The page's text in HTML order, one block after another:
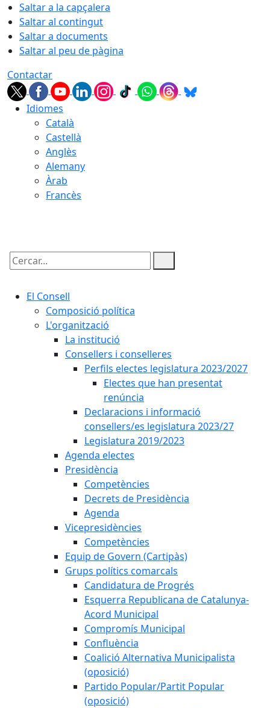
Saltar a la capçalera
Saltar al contingut
Saltar a documents
Saltar al peu de pàgina
Contactar
Idiomes
Català
Castellà
Anglès
Alemany
Àrab
Francès
Cercar:
El Consell
Composició política
L'organització
La institució
Consellers i conselleres
Perfils electes legislatura 2023/2027
Electes que han presentat
renúncia
Declaracions i informació
consellers/es legislatura 2023/27
Legislatura 2019/2023
Agenda electes
Presidència
Competències
Decrets de Presidència
Agenda
Vicepresidències
Competències
Equip de Govern (Cartipàs)
Grups polítics comarcals
Candidatura de Progrés
Esquerra Republicana de Catalunya-
Acord Municipal
Compromís Municipal
Confluència
Coalició Alternativa Municipalista
(oposició)
Partido Popular/Partit Popular
(oposició)